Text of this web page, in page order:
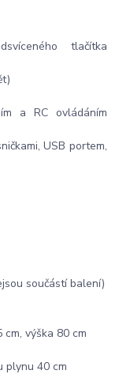
tlačítka
a RC ovládáním
USB portem,
součástí balení)
výška 80 cm
plynu 40 cm